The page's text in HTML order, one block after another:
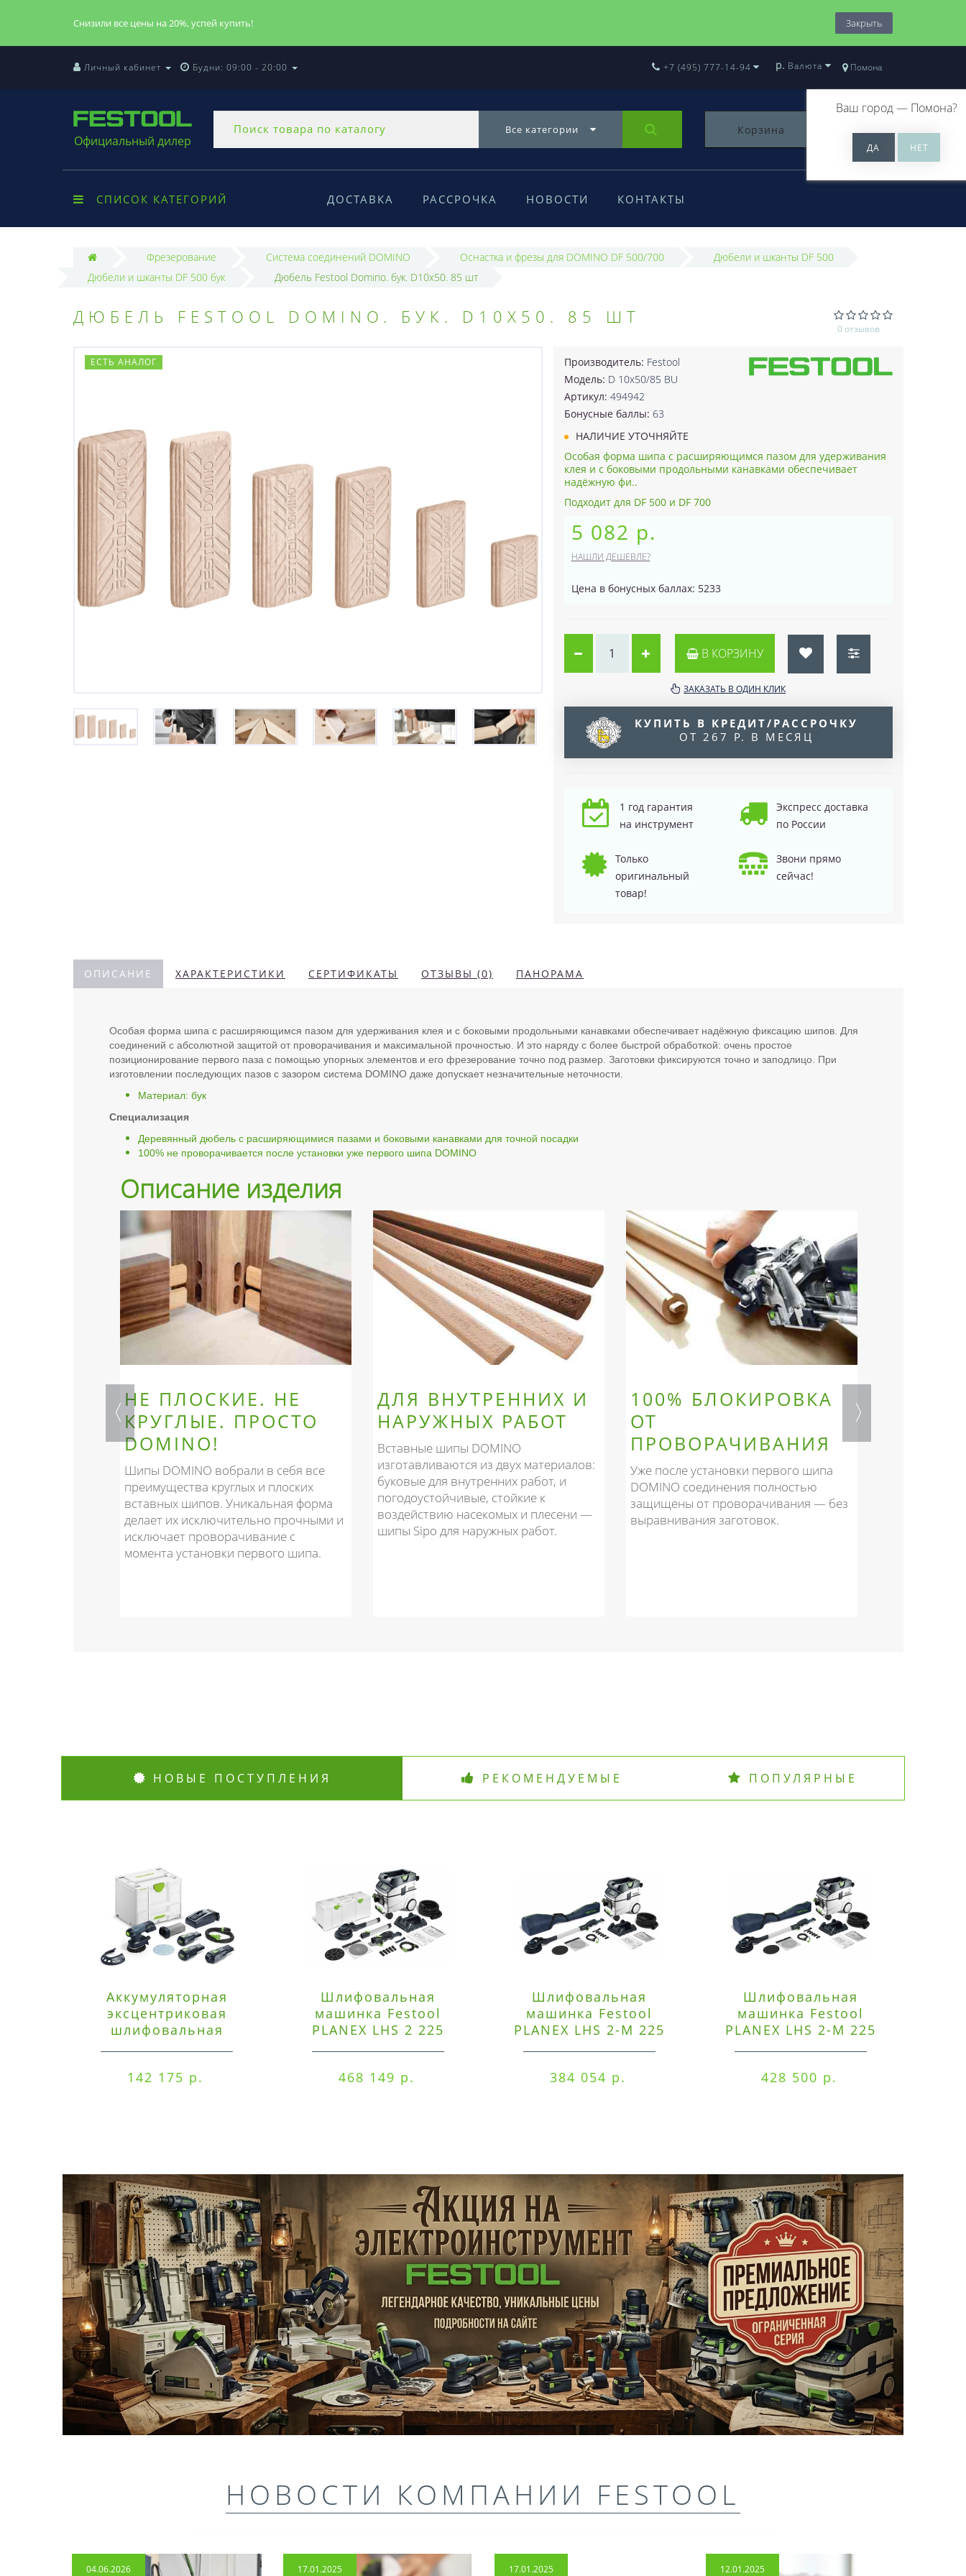
Снизили все цены на 20%, успей купить! Закрыть
Личный кабинет Будни: 09:00 - 20:00 Помона
Ваш город — Помона?
+7 (495) 777-14-94 р. Валюта
Официальный дилер
Все категории Корзина 0
СПИСОК КАТЕГОРИЙ ДОСТАВКА РАССРОЧКА НОВОСТИ КОНТАКТЫ
Фрезерование Система соединений DOMINO Оснастка и фрезы для DOMINO DF 500/700
Дюбели и шканты DF 500
Дюбели и шканты DF 500 бук
Дюбель Festool Domino. бук. D10x50. 85 шт
ДЮБЕЛЬ FESTOOL DOMINO. БУК. D10X50. 85 ШТ
0 отзывов
ЕСТЬ АНАЛОГ Производитель: Festool
Модель: D 10x50/85 BU
Артикул: 494942
Бонусные баллы: 63
НАЛИЧИЕ УТОЧНЯЙТЕ
Особая форма шипа с расширяющимся пазом для удерживания
клея и с боковыми продольными канавками обеспечивает
надёжную фи..
Подходит для DF 500 и DF 700
5 082 р.
НАШЛИ ДЕШЕВЛЕ?
Цена в бонусных баллах: 5233
В КОРЗИНУ
ЗАКАЗАТЬ В ОДИН КЛИК
КУПИТЬ В КРЕДИТ/РАССРОЧКУ
ОТ 267 Р. В МЕСЯЦ
1 год гарантия
на инструмент
Экспресс доставка
по России
Только
оригинальный
товар!
Звони прямо
сейчас!
ОПИСАНИЕ ХАРАКТЕРИСТИКИ СЕРТИФИКАТЫ ОТЗЫВЫ (0) ПАНОРАМА
Особая форма шипа с расширяющимся пазом для удерживания клея и с боковыми продольными канавками обеспечивает надёжную фиксацию шипов. Для
соединений с абсолютной защитой от проворачивания и максимальной прочностью. И это наряду с более быстрой обработкой: очень простое
позиционирование первого паза с помощью упорных элементов и его фрезерование точно под размер. Заготовки фиксируются точно и заподлицо. При
изготовлении последующих пазов с зазором система DOMINO даже допускает незначительные неточности.
Материал: бук
Специализация
Деревянный дюбель с расширяющимися пазами и боковыми канавками для точной посадки
100% не проворачивается после установки уже первого шипа DOMINO
Описание изделия
НЕ ПЛОСКИЕ. НЕ
КРУГЛЫЕ. ПРОСТО
DOMINO!
Шипы DOMINO вобрали в себя все
преимущества круглых и плоских
вставных шипов. Уникальная форма
делает их исключительно прочными и
исключает проворачивание с
момента установки первого шипа.
ДЛЯ ВНУТРЕННИХ И
НАРУЖНЫХ РАБОТ
Вставные шипы DOMINO
изготавливаются из двух материалов:
буковые для внутренних работ, и
погодоустойчивые, стойкие к
воздействию насекомых и плесени —
шипы Sipo для наружных работ.
100% БЛОКИРОВКА
ОТ
ПРОВОРАЧИВАНИЯ
Уже после установки первого шипа
DOMINO соединения полностью
защищены от проворачивания — без
выравнивания заготовок.
НОВЫЕ ПОСТУПЛЕНИЯ РЕКОМЕНДУЕМЫЕ ПОПУЛЯРНЫЕ
Аккумуляторная
эксцентриковая
шлифовальная
142 175 р.
Шлифовальная
машинка Festool
PLANEX LHS 2 225
468 149 р.
Шлифовальная
машинка Festool
PLANEX LHS 2-M 225
384 054 р.
Шлифовальная
машинка Festool
PLANEX LHS 2-M 225
428 500 р.
НОВОСТИ КОМПАНИИ FESTOOL
04.06.2026 17.01.2025 17.01.2025 12.01.2025